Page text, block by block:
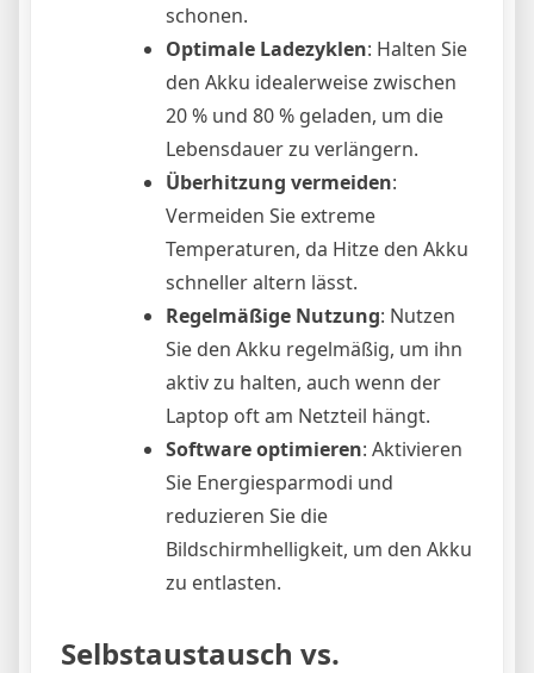
schonen.
Optimale Ladezyklen: Halten Sie
den Akku idealerweise zwischen
20 % und 80 % geladen, um die
Lebensdauer zu verlängern.
Überhitzung vermeiden:
Vermeiden Sie extreme
Temperaturen, da Hitze den Akku
schneller altern lässt.
Regelmäßige Nutzung: Nutzen
Sie den Akku regelmäßig, um ihn
aktiv zu halten, auch wenn der
Laptop oft am Netzteil hängt.
Software optimieren: Aktivieren
Sie Energiesparmodi und
reduzieren Sie die
Bildschirmhelligkeit, um den Akku
zu entlasten.
Selbstaustausch vs.